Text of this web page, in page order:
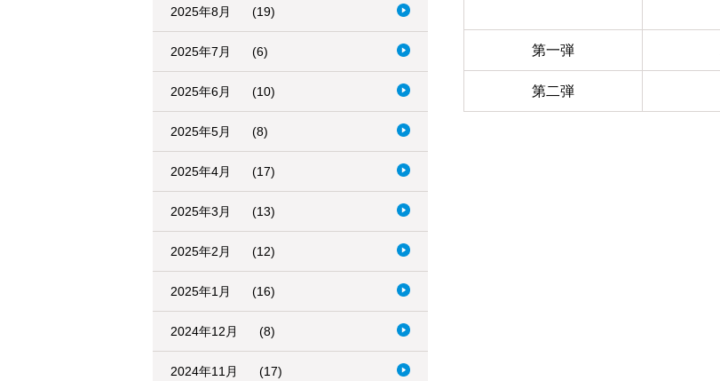
2025年8月 (19)
2025年7月 (6)
2025年6月 (10)
2025年5月 (8)
2025年4月 (17)
2025年3月 (13)
2025年2月 (12)
2025年1月 (16)
2024年12月 (8)
2024年11月 (17)
第一弾
第二弾